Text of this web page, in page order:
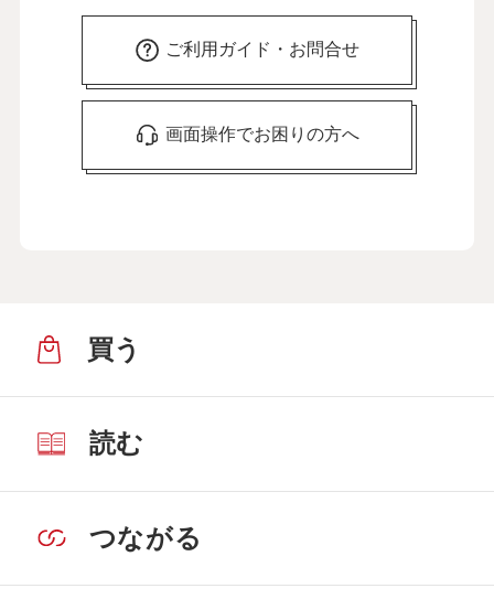
ご利用ガイド・お問合せ
画面操作でお困りの方へ
買う
読む
つながる